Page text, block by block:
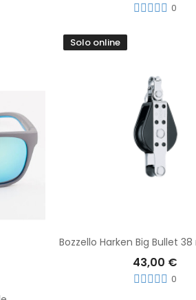
0
Solo online
43,00 €
0